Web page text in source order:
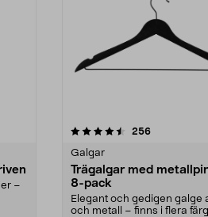
–
256recensioner
Galgar
Trägalgar med
8-pack
Elegant och gedigen galge
och metall – finns i flera
4.0av 5 stjärnor